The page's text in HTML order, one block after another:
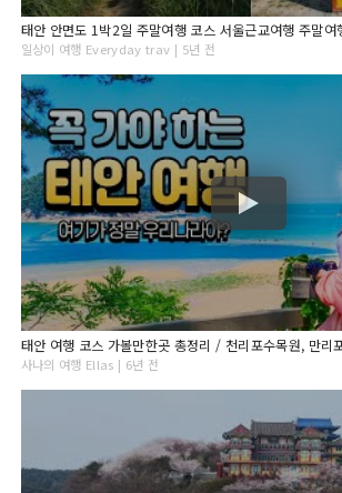
태안 안면도 1박2일 주말여행 코스 서울근교여행 주말여
일상이 여행 Everyday trav | 5년 전
태안 여행 코스 가볼만한곳 총정리 / 천리포수목원, 만리
사나의 여행 Ellas | 6년 전